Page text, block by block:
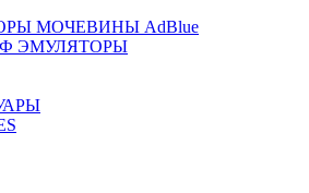
МОЧЕВИНЫ АdBlue
ЭМУЛЯТОРЫ